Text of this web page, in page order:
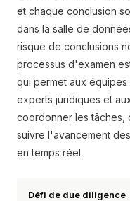
et chaque conclusion
dans la salle de
risque de conclusions
processus d'examen
qui permet aux
experts juridiques et
coordonner les tâches,
suivre l'avancement
en temps réel.
Défi de due diligence